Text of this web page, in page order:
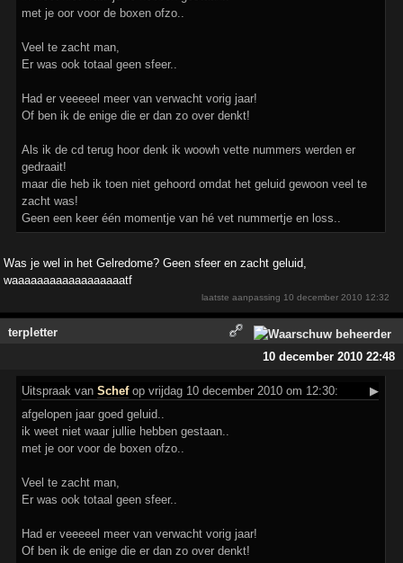
met je oor voor de boxen ofzo..
Veel te zacht man,
Er was ook totaal geen sfeer..
Had er veeeeel meer van verwacht vorig jaar!
Of ben ik de enige die er dan zo over denkt!
Als ik de cd terug hoor denk ik woowh vette nummers werden er
gedraait!
maar die heb ik toen niet gehoord omdat het geluid gewoon veel te
zacht was!
Geen een keer één momentje van hé vet nummertje en loss..
Was je wel in het Gelredome? Geen sfeer en zacht geluid,
waaaaaaaaaaaaaaaaaatf
laatste aanpassing 10 december 2010 12:32
terpletter
10 december 2010 22:48
Uitspraak vanSchefop vrijdag 10 december 2010 om 12:30:
▶
afgelopen jaar goed geluid..
ik weet niet waar jullie hebben gestaan..
met je oor voor de boxen ofzo..
Veel te zacht man,
Er was ook totaal geen sfeer..
Had er veeeeel meer van verwacht vorig jaar!
Of ben ik de enige die er dan zo over denkt!